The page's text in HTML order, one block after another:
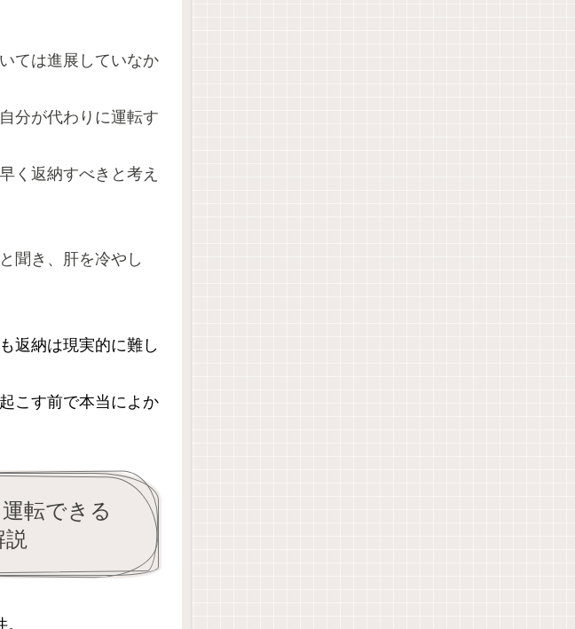
ては進展していなか
分が代わりに運転す
く返納すべきと考え
聞き、肝を冷やし
返納は現実的に難し
こす前で本当によか
転できる
説